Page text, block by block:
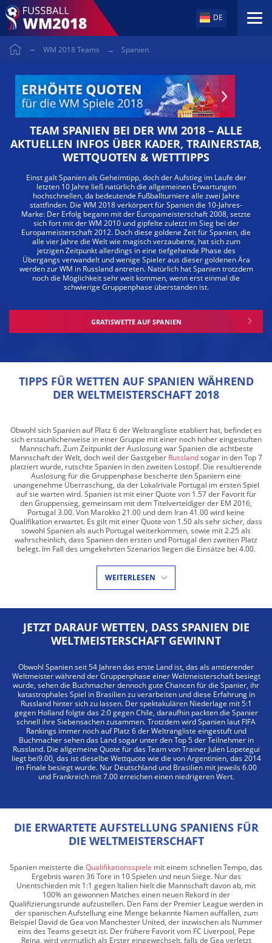
to
DE
WM 2018 Teams Spanien
TEAM SPANIEN BEI DER WM 2018 – ALLE
AKTUELLEN INFOS ÜBER KADER, TRAINERSTAB,
WETTQUOTEN & WETTTIPPS
Einst galt Spanien als Geheimtipp, doch der Aufstieg im Laufe der
letzten 10 Jahre ließ natürlich die allgemeinen Erwartungen
hochschnellen, da bedeutende Fußballturniere alle zwei Jahre
stattfinden. Die WM 2018 verkörpert für Spanien die 10-Jahres-
Marke: Der Erfolg begann mit der Europameisterschaft 2008, setzte
sich fort mit der WM 2010 und gipfelte zuletzt im Sieg bei der
Europameisterschaft 2012. Doch diese goldene Zeit für Spanien, die
alle vier Jahre die Welt wie magisch verzauberte, hat sich zum
jetzigen Zeitpunkt allerdings in eine tiefgehende Phase des
Übergangs verwandelt und wenige Spieler aus dieser goldenen Ära
werden zur WM in Russland antreten. Natürlich hat Spanien trotzdem
noch die Möglichkeit sehr weit kommen, wenn erst einmal die
schwierige Gruppenphase überstanden ist.
GRATISWETTE AUF SPANIEN
TIPPS FÜR WETTEN AUF SPANIEN WÄHREND
DER WELTMEISTERSCHAFT 2018
Obwohl sich Spanien auf Platz 6 der Weltrangliste etabliert hat, befindet es
sich erstaunlicherweise in einer Gruppe mit einer noch höher eingestuften
Mannschaft. Zum Zeitpunkt der Auslosung war Spanien die achtbeste
Mannschaft der Welt, doch weil der Gastgeber Russlandsogar in den Top 7
platziert wurde, rutschte Spanien in den zweiten Lostopf. Die resultierende
Auslosung für die Gruppenphase bescherte den Spaniern eine
unangenehme Überraschung, da der Lokalrivale Portugal im ersten Spiel
auf sie warten wird. Spanien ist mit einer Quote von 1.57 der Favorit für
den Gruppensieg, gemeinsam mit dem Titelverteidiger der EM 2016,
Portugal 3.00. Von Marokko 21.00 und dem Iran 41.00 wird keine
Qualifikation erwartet. Es gilt mit einer Quote von 1.50 als sehr sicher, dass
sowohl Spanien als auch Portugal weiterkommen, sowie mit 2.25 als
wahrscheinlich, dass Spanien den ersten und Portugal den zweiten Platz
belegt. Im Fall des umgekehrten Szenarios liegen die Einsätze bei 4.00.
WEITERLESEN
JETZT DARAUF WETTEN, DASS SPANIEN DIE
WELTMEISTERSCHAFT GEWINNT
Obwohl Spanien seit 54 Jahren das erste Land ist, das als amtierender
Weltmeister während der Gruppenphase einer Weltmeisterschaft besiegt
wurde, sehen die Buchmacher dennoch gute Chancen für die Spanier, ihr
katastrophales Spiel in Brasilien zu verarbeiten und diese Erfahrung in
Russland hinter sich zu lassen. Der spektakulären Niederlage mit 5:1
gegen Holland folgte das 2:0 gegen Chile, daraufhin packten die Spanier
schnell ihre Siebensachen zusammen. Trotzdem wird Spanien laut FIFA
Rankings immer noch auf Platz 6 der Weltrangliste eingestuft und
Buchmacher sehen das Land sogar unter den Top 5 der Teilnehmer in
Russland. Die allgemeine Quote für das Team von Trainer Julen Lopetegui
liegt bei9.00, das ist dieselbe Wettquote wie die von Argentinien, das 2014
im Finale besiegt wurde. Nur Deutschland und Brasilien mit jeweils 6.00
und Frankreich mit 7.00 erreichen einen niedrigeren Wert.
DIE ERWARTETE AUFSTELLUNG SPANIENS FÜR
DIE WELTMEISTERSCHAFT
Spanien meisterte die Qualifikationsspiele mit einem schnellen Tempo, das
Ergebnis waren 36 Tore in 10 Spielen und neun Siege. Nur das
Unentschieden mit 1:1 gegen Italien hielt die Mannschaft davon ab, mit
100% an gewonnen Matches einen neuen Rekord in der
Qualifizierungsrunde aufzustellen. Den Fans der Premier League werden in
der spanischen Aufstellung eine Menge bekannte Namen auffallen, zum
Beispiel David de Gea von Manchester United, der inzwischen als Nummer
eins des Teams gesetzt ist. Der frühere Favorit vom FC Liverpool, Pepe
Reina, wird vermutlich als Erster eingewechselt, falls de Gea verletzt